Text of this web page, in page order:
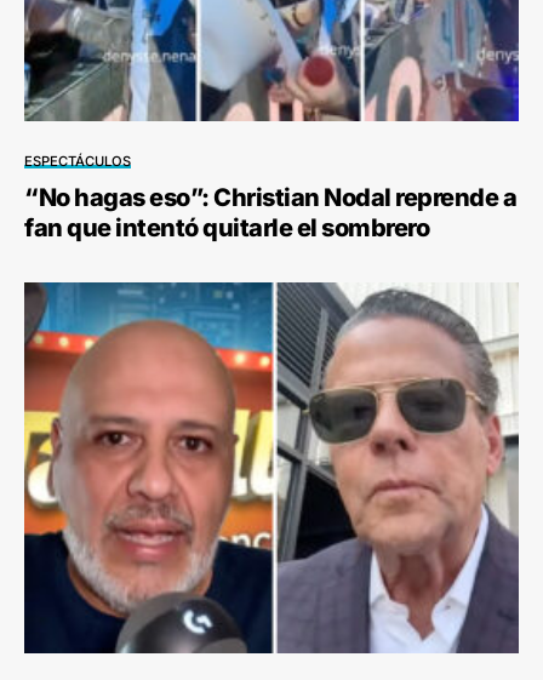
ESPECTÁCULOS
“No hagas eso”: Christian Nodal reprende a
fan que intentó quitarle el sombrero